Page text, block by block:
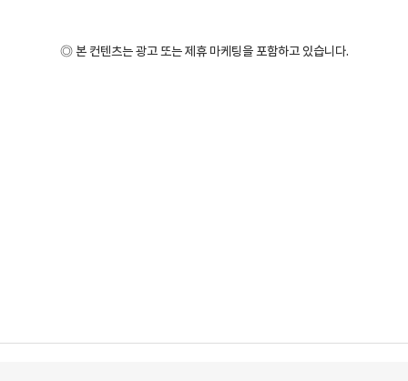
◎ 본 컨텐츠는 광고 또는 제휴 마케팅을 포함하고 있습니다.